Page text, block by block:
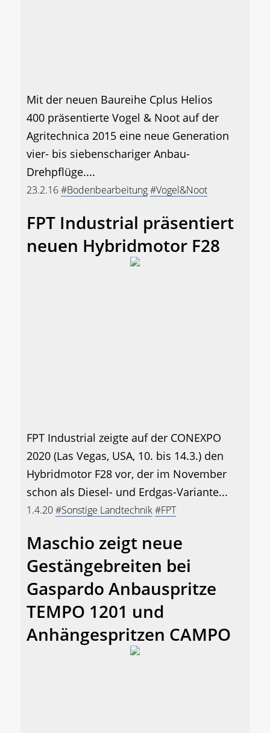
Mit der neuen Baureihe Cplus Helios
400 präsentierte Vogel & Noot auf der
Agritechnica 2015 eine neue Generation
vier- bis siebenschariger Anbau-
Drehpflüge....
23.2.16#Bodenbearbeitung#Vogel&Noot
FPT Industrial präsentiert
neuen Hybridmotor F28
FPT Industrial zeigte auf der CONEXPO
2020 (Las Vegas, USA, 10. bis 14.3.) den
Hybridmotor F28 vor, der im November
schon als Diesel- und Erdgas-Variante...
1.4.20#Sonstige Landtechnik#FPT
Maschio zeigt neue
Gestängebreiten bei
Gaspardo Anbauspritze
TEMPO 1201 und
Anhängespritzen CAMPO